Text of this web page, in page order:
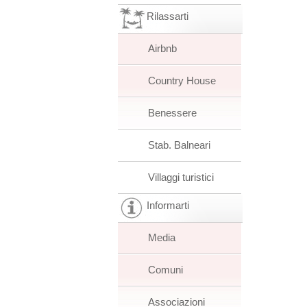
Rilassarti
Airbnb
Country House
Benessere
Stab. Balneari
Villaggi turistici
Informarti
Media
Comuni
Associazioni